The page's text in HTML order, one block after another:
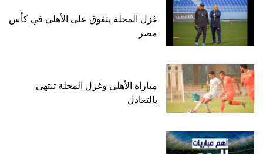
غزل المحلة يتفوق على الأهلي في كأس
مصر
مباراة الأهلي وغزل المحلة تنتهي
بالتعادل